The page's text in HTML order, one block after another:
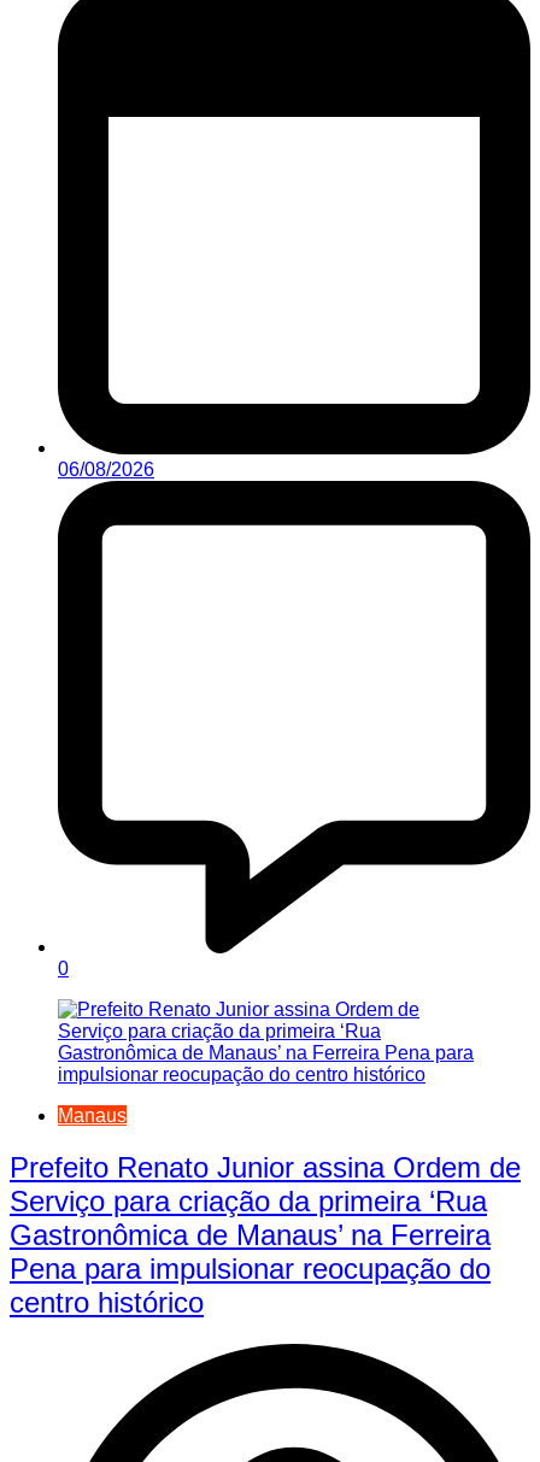
06/08/2026
0
Manaus
Prefeito Renato Junior assina Ordem de
Serviço para criação da primeira ‘Rua
Gastronômica de Manaus’ na Ferreira
Pena para impulsionar reocupação do
centro histórico